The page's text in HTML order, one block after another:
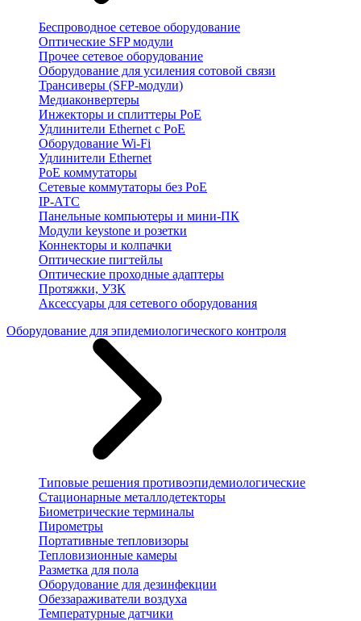
Беспроводное сетевое оборудование
Оптические SFP модули
Прочее сетевое оборудование
Оборудование для усиления сотовой связи
Трансиверы (SFP-модули)
Медиаконвертеры
Инжекторы и сплиттеры PoE
Удлинители Ethernet с PoE
Оборудование Wi-Fi
Удлинители Ethernet
PoE коммутаторы
Сетевые коммутаторы без PoE
IP-АТС
Панельные компьютеры и мини-ПК
Модули keystone и розетки
Коннекторы и колпачки
Оптические пигтейлы
Оптические проходные адаптеры
Протяжки, УЗК
Аксессуары для сетевого оборудования
Оборудование для эпидемиологического контроля
Типовые решения противоэпидемиологические
Стационарные металлодетекторы
Биометрические терминалы
Пирометры
Портативные тепловизоры
Тепловизионные камеры
Разметка для пола
Оборудование для дезинфекции
Обеззараживатели воздуха
Температурные датчики